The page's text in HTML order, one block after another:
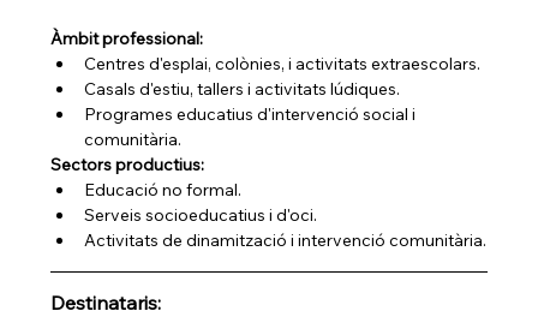
Àmbit professional:
Centres d'esplai, colònies, i activitats extraescolars.
Casals d'estiu, tallers i activitats lúdiques.
Programes educatius d'intervenció social i
comunitària.
Sectors productius:
Educació no formal.
Serveis socioeducatius i d'oci.
Activitats de dinamització i intervenció comunitària.
Destinataris: